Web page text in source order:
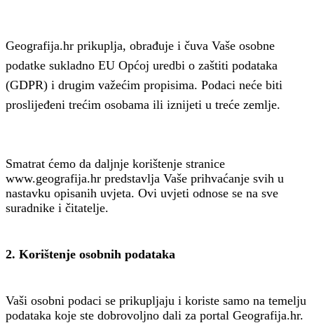
Geografija.hr prikuplja, obrađuje i čuva Vaše osobne
podatke sukladno EU Općoj uredbi o zaštiti podataka
(GDPR) i drugim važećim propisima. Podaci neće biti
proslijeđeni trećim osobama ili iznijeti u treće zemlje.
Smatrat ćemo da daljnje korištenje stranice
www.geografija.hr predstavlja Vaše prihvaćanje svih u
nastavku opisanih uvjeta. Ovi uvjeti odnose se na sve
suradnike i čitatelje.
2. Korištenje osobnih podataka
Vaši osobni podaci se prikupljaju i koriste samo na temelju
podataka koje ste dobrovoljno dali za portal Geografija.hr.